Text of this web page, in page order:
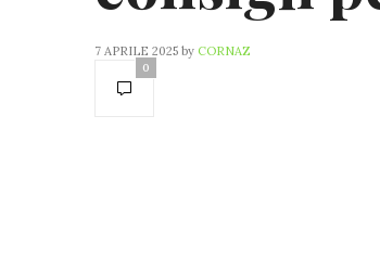
7 APRILE 2025 by CORNAZ
0